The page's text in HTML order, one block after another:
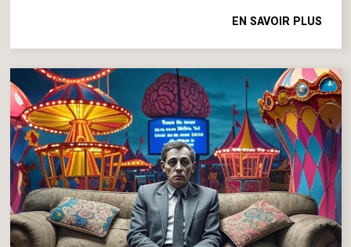
EN SAVOIR PLUS